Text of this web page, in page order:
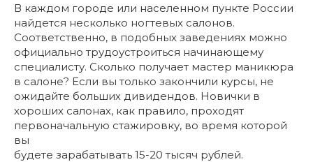
В каждом городе или населенном пункте России
найдется несколько ногтевых салонов.
Соответственно, в подобных заведениях можно
официально трудоустроиться начинающему
специалисту. Сколько получает мастер маникюра
в салоне? Если вы только закончили курсы, не
ожидайте больших дивидендов. Новички в
хороших салонах, как правило, проходят
первоначальную стажировку, во время которой
вы
будете зарабатывать 15-20 тысяч рублей.